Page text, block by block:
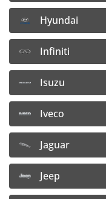
Hyundai
Infiniti
Isuzu
Iveco
Jaguar
Jeep
Dostupnosť:20+
7,5x18 5x112 ET50